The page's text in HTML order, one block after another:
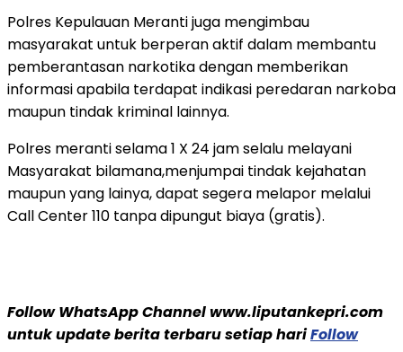
Polres Kepulauan Meranti juga mengimbau
masyarakat untuk berperan aktif dalam membantu
pemberantasan narkotika dengan memberikan
informasi apabila terdapat indikasi peredaran narkoba
maupun tindak kriminal lainnya.
Polres meranti selama 1 X 24 jam selalu melayani
Masyarakat bilamana,menjumpai tindak kejahatan
maupun yang lainya, dapat segera melapor melalui
Call Center 110 tanpa dipungut biaya (gratis).
Follow WhatsApp Channel www.liputankepri.com
untuk update berita terbaru setiap hariFollow